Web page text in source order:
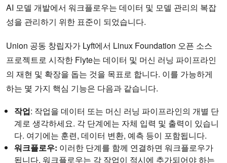
AI 모델 개발에서 워크플로우는 데이터 및 모델 관리의 복잡
성을 관리하기 위한 표준이 되었습니다.
Union 공동 창립자가 Lyft에서 Linux Foundation 오픈 소스
프로젝트로 시작한 Flyte는 데이터 및 머신 러닝 파이프라인
의 재현 및 확장을 돕는 것을 목표로 합니다. 이를 가능하게
하는 몇 가지 핵심 기능은 다음과 같습니다.
작업: 작업을 데이터 또는 머신 러닝 파이프라인의 개별 단
계로 생각하세요. 각 단계에는 자체 입력 및 출력이 있습니
다. 여기에는 훈련, 데이터 변환, 예측 등이 포함됩니다.
워크플로우: 이러한 단계를 함께 연결하면 워크플로우가
됩니다. 워크플로우는 각 작업이 적시에 추가되어야 하는